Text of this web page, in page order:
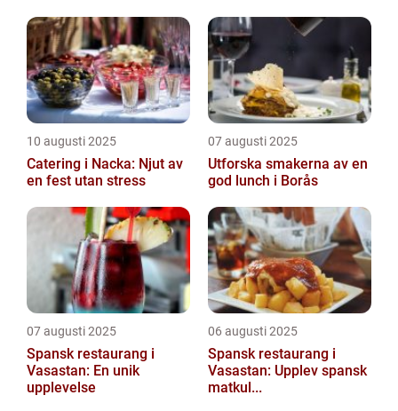
10 augusti 2025
Catering i Nacka: Njut av
en fest utan stress
07 augusti 2025
Utforska smakerna av en
god lunch i Borås
07 augusti 2025
Spansk restaurang i
Vasastan: En unik
upplevelse
06 augusti 2025
Spansk restaurang i
Vasastan: Upplev spansk
matkul...